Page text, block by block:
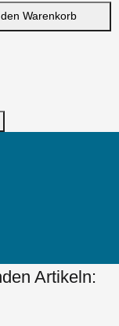
Warenkorb
Artikeln: